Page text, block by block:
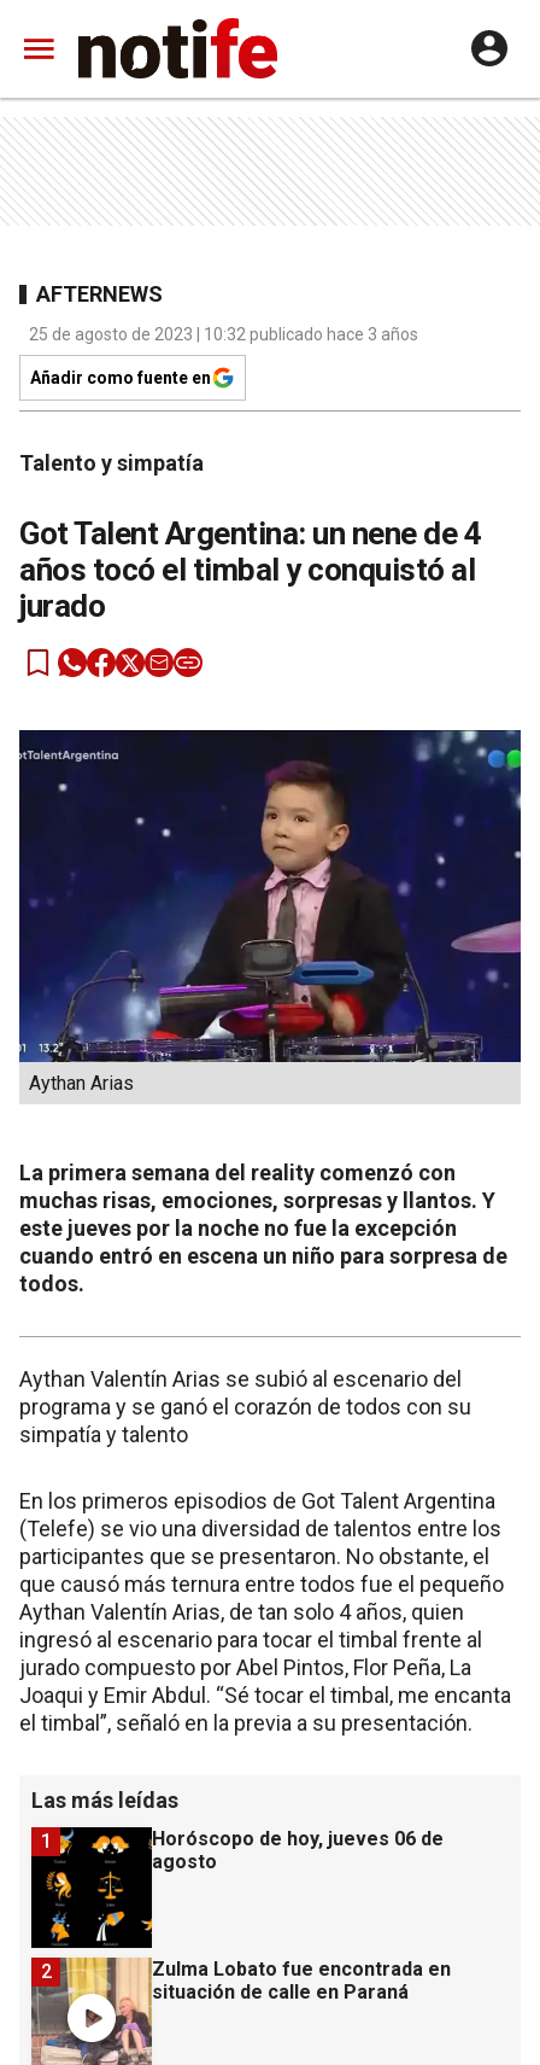
AFTERNEWS
25 de agosto de 2023 | 10:32 publicado hace 3 años
Añadir como fuente en
Talento y simpatía
Got Talent Argentina: un nene de 4
años tocó el timbal y conquistó al
jurado
Aythan Arias
La primera semana del reality comenzó con
muchas risas, emociones, sorpresas y llantos. Y
este jueves por la noche no fue la excepción
cuando entró en escena un niño para sorpresa de
todos.
Aythan Valentín Arias se subió al escenario del
programa y se ganó el corazón de todos con su
simpatía y talento
En los primeros episodios de Got Talent Argentina
(Telefe) se vio una diversidad de talentos entre los
participantes que se presentaron. No obstante, el
que causó más ternura entre todos fue el pequeño
Aythan Valentín Arias, de tan solo 4 años, quien
ingresó al escenario para tocar el timbal frente al
jurado compuesto por Abel Pintos, Flor Peña, La
Joaqui y Emir Abdul. “Sé tocar el timbal, me encanta
el timbal”, señaló en la previa a su presentación.
Las más leídas
Horóscopo de hoy, jueves 06 de
agosto
1
Zulma Lobato fue encontrada en
situación de calle en Paraná
2